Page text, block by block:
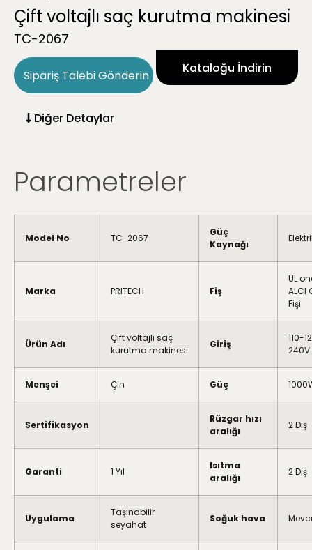
Çift voltajlı saç kurutma makinesi
TC-2067
Sipariş Talebi Gönderin Kataloğu İndirin
Diğer Detaylar
Parametreler
Model No TC-2067
Güç
Kaynağı
Marka PRITECH Fiş
UL
ALCI
Fişi
Ürün Adı
Çift voltajlı saç
kurutma makinesi
Giriş
110-
240V
Menşei Çin Güç
Sertifikasyon
Rüzgar hızı
aralığı
2 Diş
Garanti 1 Yıl
Isıtma
aralığı
2 Diş
Uygulama
Taşınabilir
seyahat
Soğuk hava